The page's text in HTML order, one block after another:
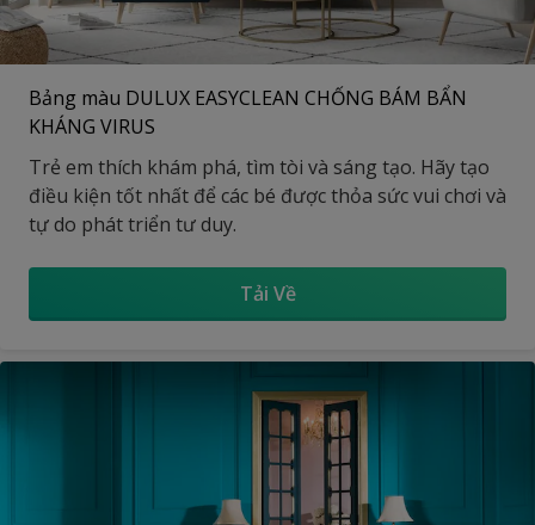
Bảng màu DULUX EASYCLEAN CHỐNG BÁM BẨN
KHÁNG VIRUS
Trẻ em thích khám phá, tìm tòi và sáng tạo. Hãy tạo
điều kiện tốt nhất để các bé được thỏa sức vui chơi và
tự do phát triển tư duy.
Tải Về